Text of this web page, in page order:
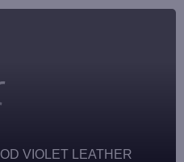
VIOLET LEATHER